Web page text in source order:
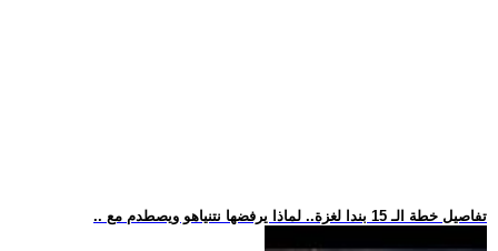
.. تفاصيل خطة الـ 15 بندا لغزة.. لماذا يرفضها نتنياهو ويصطدم مع